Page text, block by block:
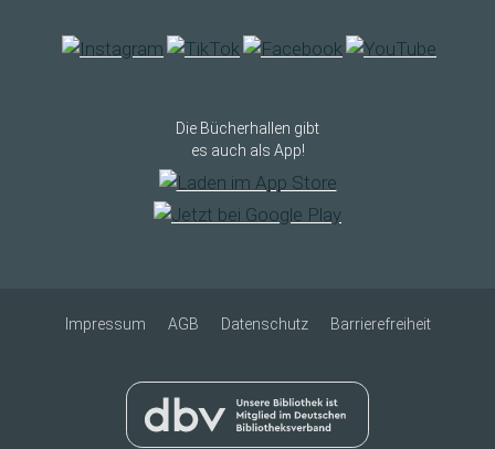
Die Bücherhallen gibt
es auch als App!
Impressum AGB Datenschutz Barrierefreiheit